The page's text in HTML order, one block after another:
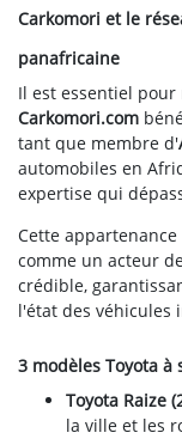
Carkomori et le
panafricaine
Il est essentiel
Carkomori.com
tant que membre d'
automobiles en
expertise qui
Cette
comme un acteur
crédible,
l'état des véhicules
3 modèles Toyota à
Toyota Raize
la ville et les